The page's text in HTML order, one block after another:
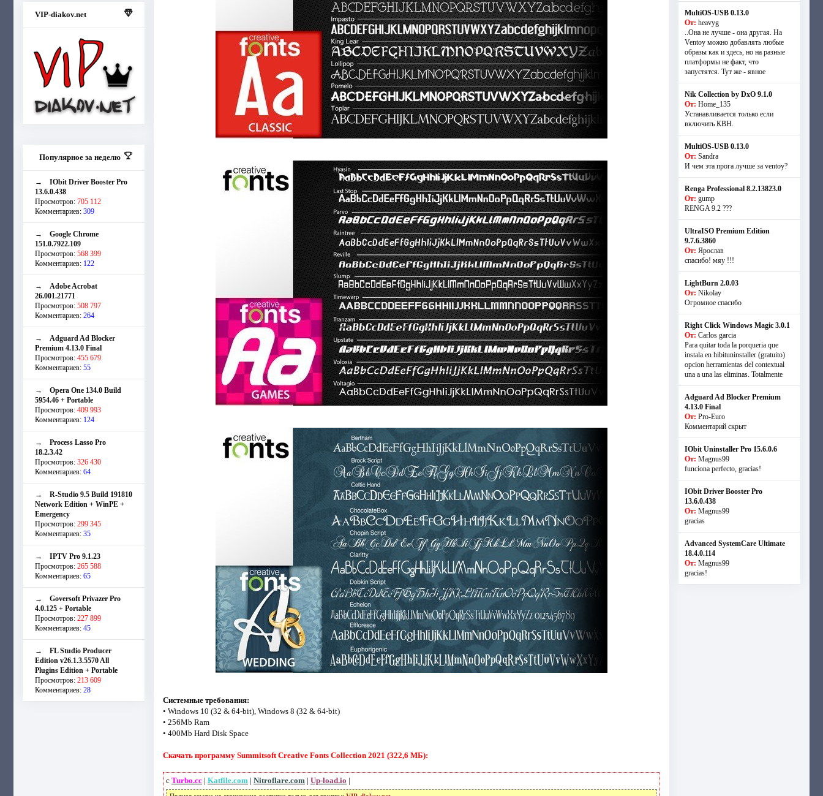
VIP-diakov.net
Популярное за неделю
→ IObit Driver Booster Pro
13.6.0.438
Просмотров: 705 112
Комментариев: 309
→ Google Chrome
151.0.7922.109
Просмотров: 568 399
Комментариев: 122
→ Adobe Acrobat
26.001.21771
Просмотров: 508 797
Комментариев: 264
→ Adguard Ad Blocker
Premium 4.13.0 Final
Просмотров: 455 679
Комментариев: 55
→ Opera One 134.0 Build
5954.46 + Portable
Просмотров: 409 993
Комментариев: 124
→ Process Lasso Pro
18.2.3.42
Просмотров: 326 430
Комментариев: 64
→ R-Studio 9.5 Build 191810
Network Edition + WinPE +
Emergency
Просмотров: 299 345
Комментариев: 35
→ IPTV Pro 9.1.23
Просмотров: 265 588
Комментариев: 65
→ Goversoft Privazer Pro
4.0.125 + Portable
Просмотров: 227 899
Комментариев: 45
→ FL Studio Producer
Edition v26.1.3.5570 All
Plugins Edition + Portable
Просмотров: 213 609
Комментариев: 28
Системные требования:
• Windows 10 (32 & 64-bit), Windows 8 (32 & 64-bit)
• 256Mb Ram
• 400Mb Hard Disk Space
Скачать программу Summitsoft Creative Fonts Collection 2021 (322,6 МБ):
с Turbo.cc| Katfile.com | Nitroflare.com | Up-load.io |
MultiOS-USB 0.13.0
От: heavyg
..Она не лучше - она другая. На
Ventoy можно добавлять любые
образы как и здесь, но на разные
платформы не факт, что
запустятся. Тут же - явное
Nik Collection by DxO 9.1.0
От: Home_135
Устанавливается только если
включить КВН.
MultiOS-USB 0.13.0
От: Sandra
И чем эта прога лучше за ventoy?
Renga Professional 8.2.13823.0
От: gump
RENGA 9.2 ???
UltraISO Premium Edition
9.7.6.3860
От: Ярослав
спасибо! мяу !!!
LightBurn 2.0.03
От: Nikolay
Огромное спасибо
Right Click Windows Magic 3.0.1
От: Carlos garcia
Para quitar toda la porqueria que
instala en hibituninstaller (gratuito)
opcion herramientas del contextual
una a una las eliminas. Totalmente
Adguard Ad Blocker Premium
4.13.0 Final
От: Pro-Euro
Комментарий скрыт
IObit Uninstaller Pro 15.6.0.6
От: Magnus99
funciona perfecto, gracias!
IObit Driver Booster Pro
13.6.0.438
От: Magnus99
gracias
Advanced SystemCare Ultimate
18.4.0.114
От: Magnus99
gracias!